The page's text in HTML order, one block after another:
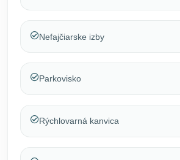
Nefajčiarske izby
Parkovisko
Rýchlovarná kanvica